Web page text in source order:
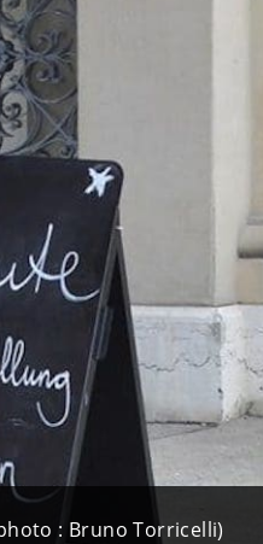
: Bruno Torricelli)